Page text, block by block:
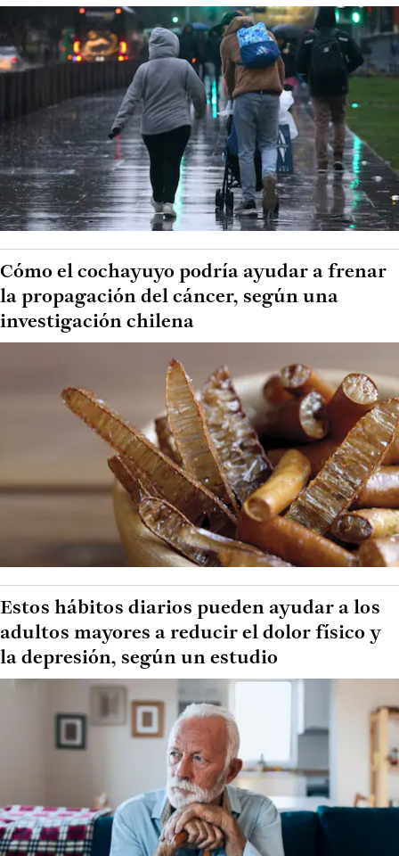
Cómo el cochayuyo podría ayudar a frenar
la propagación del cáncer, según una
investigación chilena
Estos hábitos diarios pueden ayudar a los
adultos mayores a reducir el dolor físico y
la depresión, según un estudio